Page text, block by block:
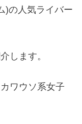
)の人気ライバー
します。
ワウソ系女子